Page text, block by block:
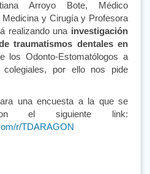
Arroyo Bote, Médico
y Cirugía y Profesora
realizando una investigación
traumatismos dentales en
los Odonto-Estomatólogos a
por ello nos pide
una encuesta a la que se
el siguiente link:
r/TDARAGON